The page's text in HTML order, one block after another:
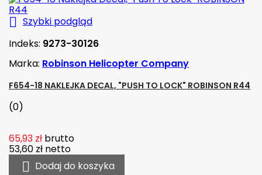
 Szybki podgląd
Indeks: 9273-30126
Marka: Robinson Helicopter Company
F654-18 NAKLEJKA DECAL, "PUSH TO LOCK" ROBINSON R44
(0)
65,93 zł brutto
53,60 zł netto
 Dodaj do koszyka